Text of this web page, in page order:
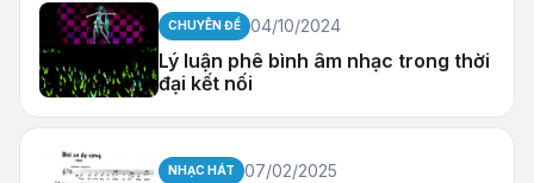
CHUYÊN ĐỀ 04/10/2024
Lý luận phê bình âm nhạc trong thời
đại kết nối
NHẠC HÁT 07/02/2025